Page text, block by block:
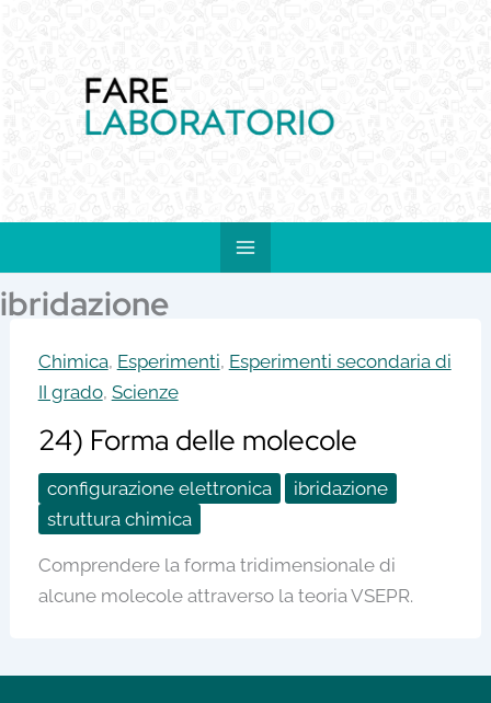
contenuto
ibridazione
Chimica, Esperimenti, Esperimenti secondaria di
II grado, Scienze
24) Forma delle molecole
configurazione elettronica
ibridazione
struttura chimica
Comprendere la forma tridimensionale di
alcune molecole attraverso la teoria VSEPR.